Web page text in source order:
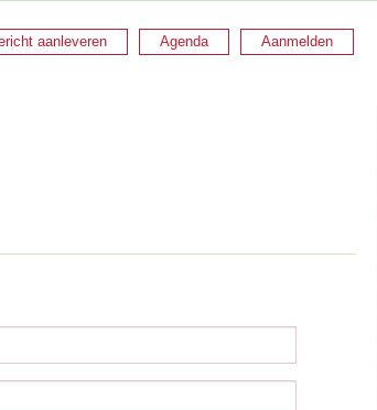
aanleveren Agenda Aanmelden